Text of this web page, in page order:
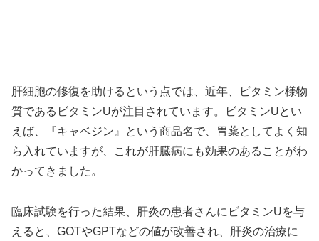
肝細胞の修復を助けるという点では、近年、ビタミン様物
質であるビタミンUが注目されています。ビタミンUとい
えば、『キャベジン』という商品名で、胃薬としてよく知
ら入れていますが、これが肝臓病にも効果のあることがわ
かってきました。
臨床試験を行った結果、肝炎の患者さんにビタミンUを与
えると、GOTやGPTなどの値が改善され、肝炎の治療に